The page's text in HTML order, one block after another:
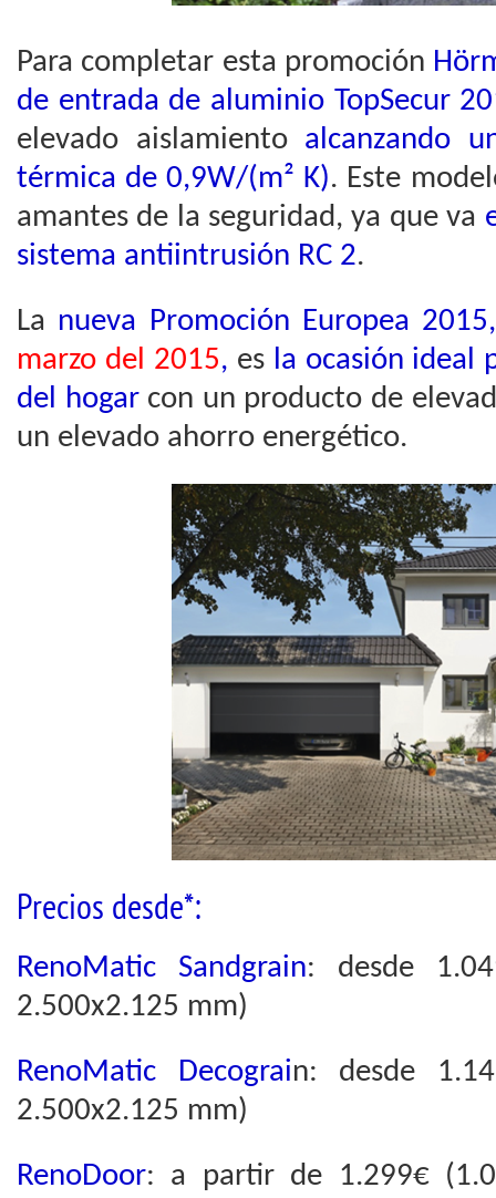
Para completar esta promoción
de entrada de aluminio TopSecur
elevado aislamiento alcanzando
térmica de 0,9W/(m² K). Este
amantes de la seguridad, ya que va
sistema antiintrusión RC 2.
La nueva Promoción Europea
marzo del 2015, es la ocasión ideal
del hogarcon un producto de
un elevado ahorro energético.
Precios desde*:
RenoMatic Sandgrain: desde
2.500x2.125 mm)
RenoMatic Decograin: desde
2.500x2.125 mm)
RenoDoor: a partir de 1.299€